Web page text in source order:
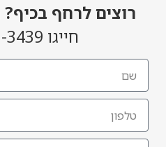
רוצים לרחף בכיף?
חייגו 052-811-3439